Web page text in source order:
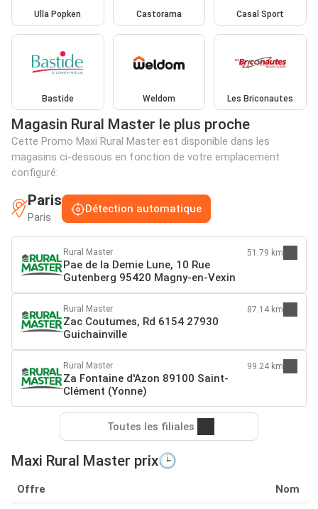
Ulla Popken Castorama Casal Sport
Bastide Weldom Les Briconautes
Magasin Rural Master le plus proche
Cette Promo Maxi Rural Master est disponible dans les
magasins ci-dessous en fonction de votre emplacement
configuré:
Paris
Paris
Détection automatique
Rural Master
Pae de la Demie Lune, 10 Rue
Gutenberg 95420 Magny-en-Vexin
51.79 km
Rural Master
Zac Coutumes, Rd 6154 27930
Guichainville
87.14 km
Rural Master
Za Fontaine d'Azon 89100 Saint-
Clément (Yonne)
99.24 km
Toutes les filiales
Maxi Rural Master prix🕒
Offre Nom